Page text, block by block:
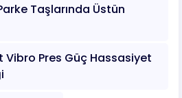
Taşlarında Üstün
Vibro Pres Güç Hassasiyet